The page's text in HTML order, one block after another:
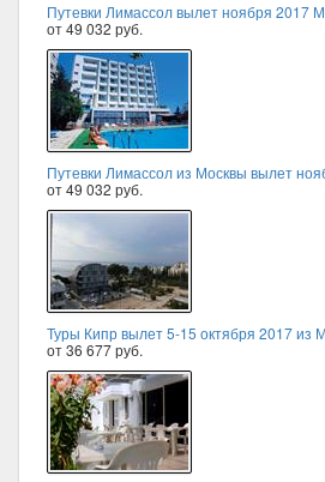
Путевки Лимассол вылет ноября 2017
от 49 032 руб.
Путевки Лимассол из Москвы вылет
от 49 032 руб.
Туры Кипр вылет 5-15 октября 2017 из
от 36 677 руб.